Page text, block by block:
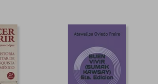
$ 39.83
45%
dcto.